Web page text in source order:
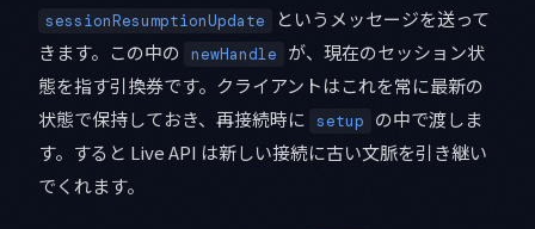
sessionResumptionUpdate
というメッセージを送って
きます。この中の newHandle
が、現在のセッション状
態を指す引換券です。クライアントはこれを常に最新の
状態で保持しておき、再接続時に setup
の中で渡しま
す。すると Live API は新しい接続に古い文脈を引き継い
でくれます。